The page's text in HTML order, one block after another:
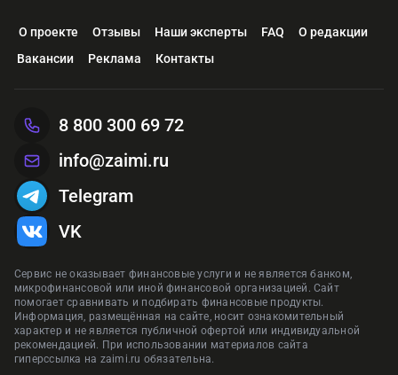
О проекте Отзывы Наши эксперты FAQ
О редакции
Вакансии
Реклама Контакты
Сервис не оказывает финансовые услуги и не является банком,
микрофинансовой или иной финансовой организацией. Сайт
помогает сравнивать и подбирать финансовые продукты.
Информация, размещённая на сайте, носит ознакомительный
характер и не является публичной офертой или индивидуальной
рекомендацией. При использовании материалов сайта
гиперссылка на zaimi.ru обязательна.
8 800 300 69 72
info@zaimi.ru
Telegram
VK